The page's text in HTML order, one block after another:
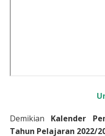
Demikian Kalender
Tahun Pelajaran 2022/